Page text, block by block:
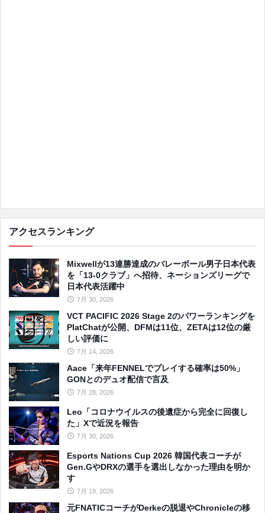
アクセスランキング
Mixwellが13連勝達成のバレーボール男子日本代表
を「13-0クラブ」へ招待、ネーションズリーグで
日本代表活躍中
7月 30, 2026
VCT PACIFIC 2026 Stage 2のパワーランキングを
PlatChatが公開、DFMは11位、ZETAは12位の厳
しい評価に
7月 14, 2026
Aace「来年FENNELでプレイする確率は50%」
GONとのデュオ配信で言及
7月 28, 2026
Leo「コロナウイルスの後遺症から完全に回復し
た」Xで近況を報告
7月 30, 2026
Esports Nations Cup 2026 韓国代表コーチが
Gen.GやDRXの選手を選出しなかった理由を明か
す
7月 19, 2026
元FNATICコーチがDerkeの脱退やChronicleの移